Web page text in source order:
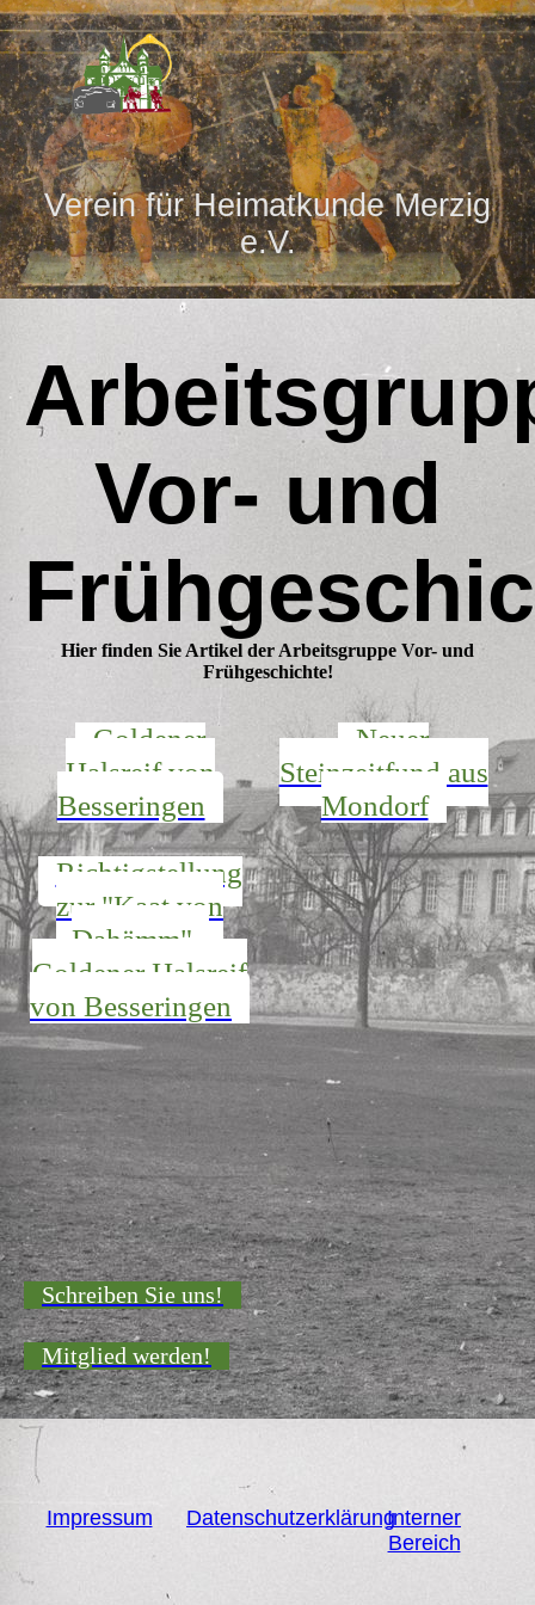
Verein für Heimatkunde Merzig
e.V.
Vor- und
Hier finden Sie Artikel der Arbeitsgruppe Vor- und
Frühgeschichte!
Goldener
Halsreif von
Besseringen
Neuer
Steinzeitfund aus
Mondorf
Richtigstellung
zur "Kaat von
Dahämm" -
Goldener Halsreif
von Besseringen
Schreiben Sie uns!
Mitglied werden!
Impressum DatenschutzerklärungInterner
Bereich